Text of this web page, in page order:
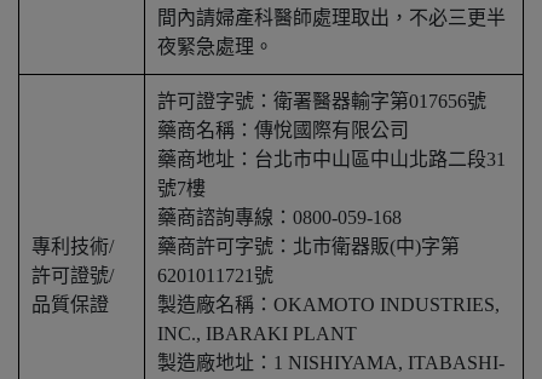
間內請婦產科醫師處理取出，不必三更半
夜緊急處理。
專利技術/
許可證號/
品質保證
許可證字號：衛署醫器輸字第017656號
藥商名稱：傳悅國際有限公司
藥商地址：台北市中山區中山北路二段31
號7樓
藥商諮詢專線：0800-059-168
藥商許可字號：北市衛器販(中)字第
6201011721號
製造廠名稱：OKAMOTO INDUSTRIES,
INC., IBARAKI PLANT
製造廠地址：1 NISHIYAMA, ITABASHI-